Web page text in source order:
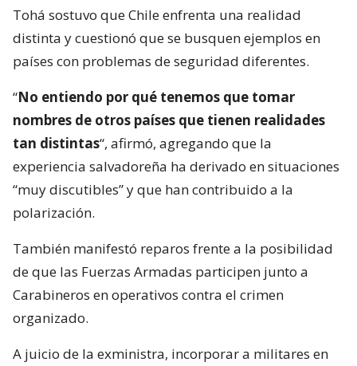
Tohá sostuvo que Chile enfrenta una realidad
distinta y cuestionó que se busquen ejemplos en
países con problemas de seguridad diferentes.
“No entiendo por qué tenemos que tomar
nombres de otros países que tienen realidades
tan distintas“, afirmó, agregando que la
experiencia salvadoreña ha derivado en situaciones
“muy discutibles” y que han contribuido a la
polarización.
También manifestó reparos frente a la posibilidad
de que las Fuerzas Armadas participen junto a
Carabineros en operativos contra el crimen
organizado.
A juicio de la exministra, incorporar a militares en